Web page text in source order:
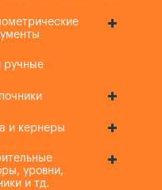
ручные
и кернеры
уровни,
и тд.